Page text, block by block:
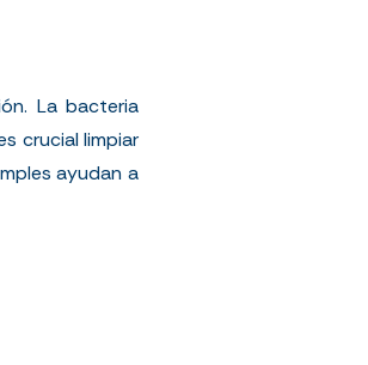
La bacteria
crucial limpiar
ayudan a